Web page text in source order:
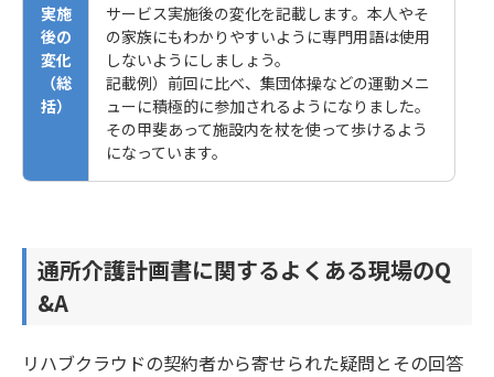
実施
後の
変化
（総
括）
サービス実施後の変化を記載します。本人やそ
の家族にもわかりやすいように専門用語は使用
しないようにしましょう。
記載例）前回に比べ、集団体操などの運動メニ
ューに積極的に参加されるようになりました。
その甲斐あって施設内を杖を使って歩けるよう
になっています。
通所介護計画書に関するよくある現場のQ
&A
リハブクラウドの契約者から寄せられた疑問とその回答